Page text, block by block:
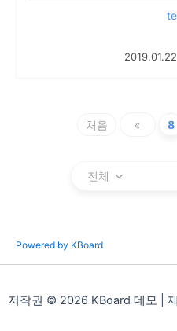
2019.01.22
처음 « 8
전체
Powered by KBoard
저작권 © 2026 KBoard 데모 |